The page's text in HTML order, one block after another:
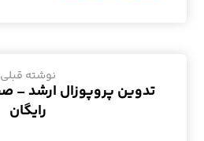
نوشته قبلی
تدوین پروپوزال ارشد –
رایگان